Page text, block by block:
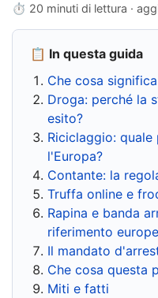
⏱ 20 minuti di lettura ·
📋 In questa guida
Che cosa
Droga: perché la
esito?
Riciclaggio: quale
l'Europa?
Contante: la
Truffa online e
Rapina e banda
riferimento
Il mandato
Che cosa questa
Miti e fatti